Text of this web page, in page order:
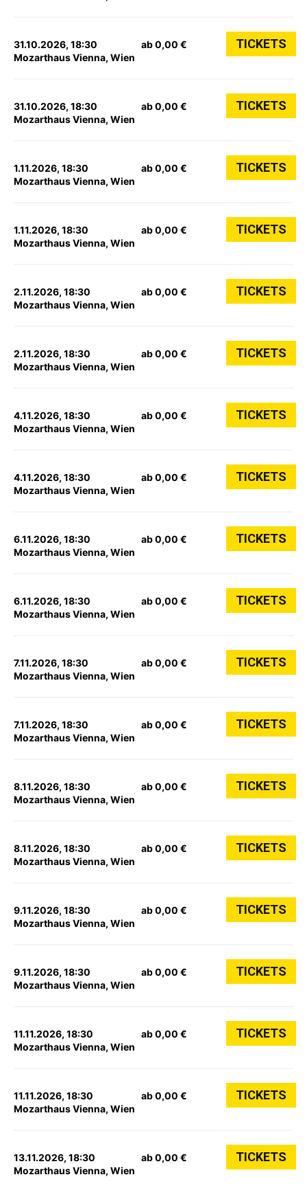
31.10.2026, 18:30
Mozarthaus Vienna, Wien
ab 0,00 € TICKETS
31.10.2026, 18:30
Mozarthaus Vienna, Wien
ab 0,00 € TICKETS
1.11.2026, 18:30
Mozarthaus Vienna, Wien
ab 0,00 € TICKETS
1.11.2026, 18:30
Mozarthaus Vienna, Wien
ab 0,00 € TICKETS
2.11.2026, 18:30
Mozarthaus Vienna, Wien
ab 0,00 € TICKETS
2.11.2026, 18:30
Mozarthaus Vienna, Wien
ab 0,00 € TICKETS
4.11.2026, 18:30
Mozarthaus Vienna, Wien
ab 0,00 € TICKETS
4.11.2026, 18:30
Mozarthaus Vienna, Wien
ab 0,00 € TICKETS
6.11.2026, 18:30
Mozarthaus Vienna, Wien
ab 0,00 € TICKETS
6.11.2026, 18:30
Mozarthaus Vienna, Wien
ab 0,00 € TICKETS
7.11.2026, 18:30
Mozarthaus Vienna, Wien
ab 0,00 € TICKETS
7.11.2026, 18:30
Mozarthaus Vienna, Wien
ab 0,00 € TICKETS
8.11.2026, 18:30
Mozarthaus Vienna, Wien
ab 0,00 € TICKETS
8.11.2026, 18:30
Mozarthaus Vienna, Wien
ab 0,00 € TICKETS
9.11.2026, 18:30
Mozarthaus Vienna, Wien
ab 0,00 € TICKETS
9.11.2026, 18:30
Mozarthaus Vienna, Wien
ab 0,00 € TICKETS
11.11.2026, 18:30
Mozarthaus Vienna, Wien
ab 0,00 € TICKETS
11.11.2026, 18:30
Mozarthaus Vienna, Wien
ab 0,00 € TICKETS
13.11.2026, 18:30
Mozarthaus Vienna, Wien
ab 0,00 € TICKETS